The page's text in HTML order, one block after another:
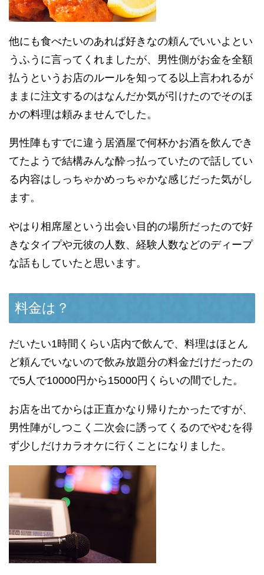
他にも食べたいのあれば好きなの頼んでいいよとい
うふうに言ってくれましたが、男性側がお金を全額
払うというお店のルールを知ってる以上言われるが
ままに注文するのはなんだか気が引けたのでそのほ
かの料理は頼みませんでした。
男性陣もすでに違う居酒屋で何杯かお酒を飲んでき
てたようで結構みんな酔っ払っていたので話してい
る内容はしっちゃかめっちゃかな感じだった気がし
ます。
やはり相席屋という出会い目的の場所だったので好
きなタイプや元彼の人数、経験人数などのディープ
な話もしていたと思います。
料金は？
だいたい1時間くらい店内で飲んで、料理はほとん
ど頼んでいないので飲み放題分の料金だけだったの
で5人で10000円から15000円くらいの間でした。
お店を出てからは正直かなり帰りたかったですが、
男性陣がしつこく二次会に誘ってくるのでやむを得
ず少しだけカラオケに行くことになりました。